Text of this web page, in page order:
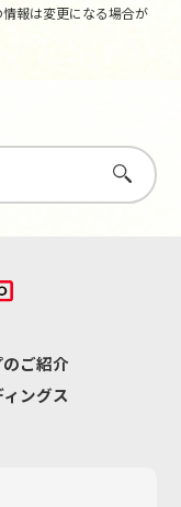
報は変更になる場合が
さがす
ご紹介
ングス